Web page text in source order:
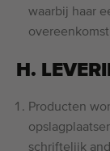
waarbij haar
H.
Producten
schriftelijk